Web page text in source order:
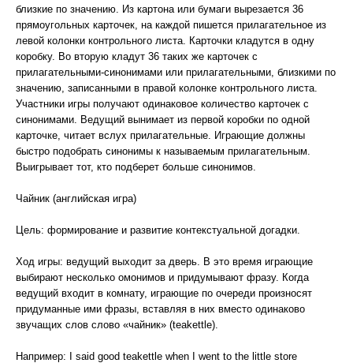
близкие по значению. Из картона или бумаги вырезается 36
прямоугольных карточек, на каждой пишется прилагательное из
левой колонки контрольного листа. Карточки кладутся в одну
коробку. Во вторую кладут 36 таких же карточек с
прилагательными-синонимами или прилагательными, близкими по
значению, записанными в правой колонке контрольного листа.
Участники игры получают одинаковое количество карточек с
синонимами. Ведущий вынимает из первой коробки по одной
карточке, читает вслух прилагательные. Играющие должны
быстро подобрать синонимы к называемым прилагательным.
Выигрывает тот, кто подберет больше синонимов.
Чайник (английская игра)
Цель: формирование и развитие контекстуальной догадки.
Ход игры: ведущий выходит за дверь. В это время играющие
выбирают несколько омонимов и придумывают фразу. Когда
ведущий входит в комнату, играющие по очереди произносят
придуманные ими фразы, вставляя в них вместо одинаково
звучащих слов слово «чайник» (teakettle).
Например: I said good teakettle when I went to the little store